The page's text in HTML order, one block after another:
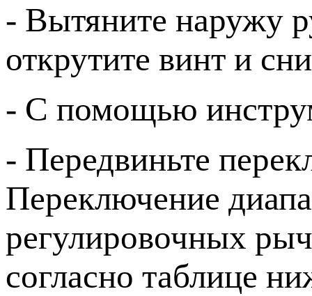
- Вытяните наружу
открутите винт и
- С помощью
- Передвиньте
Переключение
регулировочных
согласно таблице